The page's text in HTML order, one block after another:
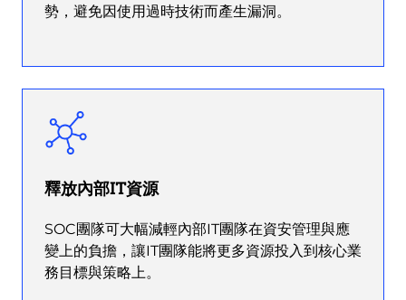
勢，避免因使用過時技術而產生漏洞。
釋放內部IT資源
SOC團隊可大幅減輕內部IT團隊在資安管理與應
變上的負擔，讓IT團隊能將更多資源投入到核心業
務目標與策略上。